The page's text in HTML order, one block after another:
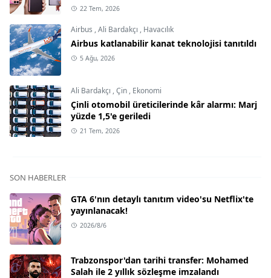
22 Tem, 2026
Airbus ,Ali Bardakçı , Havacılık
Airbus katlanabilir kanat teknolojisi tanıtıldı
5 Ağu, 2026
Ali Bardakçı ,Çin , Ekonomi
Çinli otomobil üreticilerinde kâr alarmı: Marj
yüzde 1,5'e geriledi
21 Tem, 2026
SON HABERLER
GTA 6'nın detaylı tanıtım video'su Netflix'te
yayınlanacak!
2026/8/6
Trabzonspor'dan tarihi transfer: Mohamed
Salah ile 2 yıllık sözleşme imzalandı